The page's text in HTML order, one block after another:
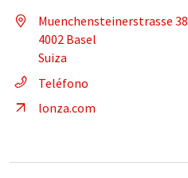
Muenchensteinerstrasse 38
4002 Basel
Suiza
Teléfono
lonza.com